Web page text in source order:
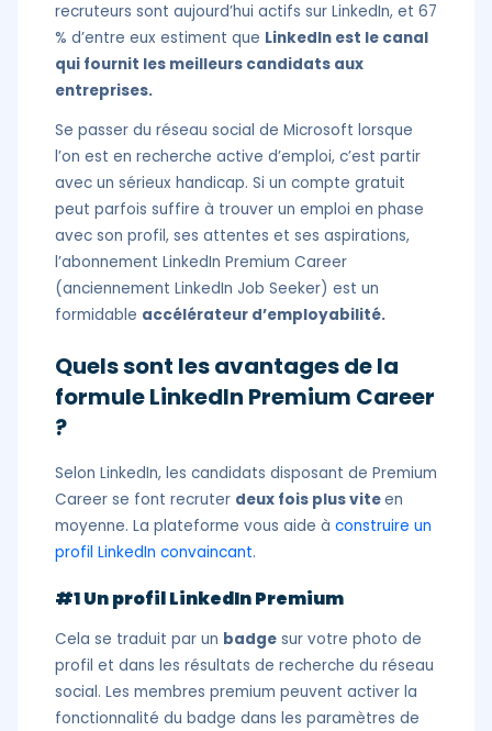
recruteurs sont aujourd’hui actifs sur LinkedIn, et 67
% d’entre eux estiment que LinkedIn est le canal
qui fournit les meilleurs candidats aux
entreprises.
Se passer du réseau social de Microsoft lorsque
l’on est en recherche active d’emploi, c’est partir
avec un sérieux handicap. Si un compte gratuit
peut parfois suffire à trouver un emploi en phase
avec son profil, ses attentes et ses aspirations,
l’abonnement LinkedIn Premium Career
(anciennement LinkedIn Job Seeker) est un
formidable accélérateur d’employabilité.
Quels sont les avantages de la
formule LinkedIn Premium Career
?
Selon LinkedIn, les candidats disposant de Premium
Career se font recruter deux fois plus viteen
moyenne. La plateforme vous aide à construire un
profil LinkedIn convaincant.
#1 Un profil LinkedIn Premium
Cela se traduit par un badge sur votre photo de
profil et dans les résultats de recherche du réseau
social. Les membres premium peuvent activer la
fonctionnalité du badge dans les paramètres de